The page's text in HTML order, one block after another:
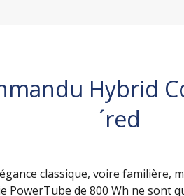
Hybrid
´red
classique, voire
de 800 Wh ne sont